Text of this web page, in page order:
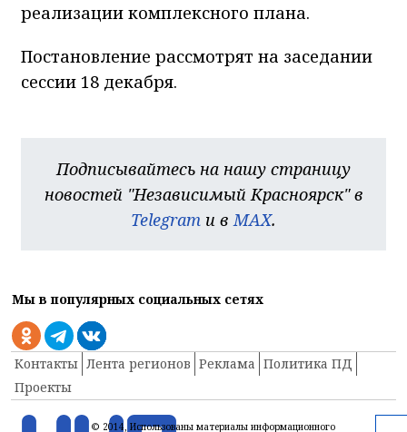
реализации комплексного плана.
Постановление рассмотрят на заседании
сессии 18 декабря.
Подписывайтесь на нашу страницу
новостей "Независимый Красноярск" в
Telegram и в MAX.
Мы в популярных социальных сетях
Контакты Лента регионов Реклама Политика ПД
Проекты
© 2014, Использованы материалы информационного